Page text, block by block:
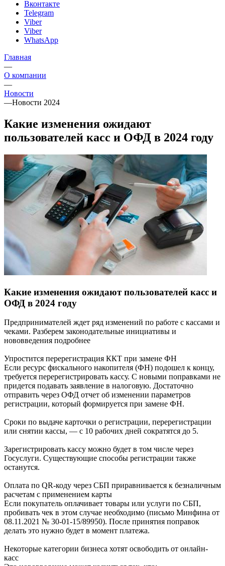
Вконтакте
Telegram
Viber
Viber
WhatsApp
Главная
—
О компании
—
Новости
—Новости 2024
Какие изменения ожидают
пользователей касс и ОФД в 2024 году
Какие изменения ожидают пользователей касс и
ОФД в 2024 году
Предпринимателей ждет ряд изменений по работе с кассами и
чеками. Разберем законодательные инициативы и
нововведения подробнее
Упростится перерегистрация ККТ при замене ФН
Если ресурс фискального накопителя (ФН) подошел к концу,
требуется перерегистрировать кассу. С новыми поправками не
придется подавать заявление в налоговую. Достаточно
отправить через ОФД отчет об изменении параметров
регистрации, который формируется при замене ФН.
Сроки по выдаче карточки о регистрации, перерегистрации
или снятии кассы, — с 10 рабочих дней сократятся до 5.
Зарегистрировать кассу можно будет в том числе через
Госуслуги. Существующие способы регистрации также
останутся.
Оплата по QR-коду через СБП приравнивается к безналичным
расчетам с применением карты
Если покупатель оплачивает товары или услуги по СБП,
пробивать чек в этом случае необходимо (письмо Минфина от
08.11.2021 № 30-01-15/89950). После принятия поправок
делать это нужно будет в момент платежа.
Некоторые категории бизнеса хотят освободить от онлайн-
касс